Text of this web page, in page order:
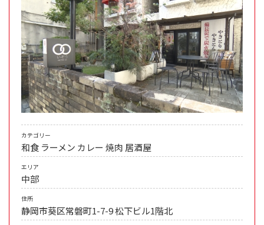
カテゴリー
和食 ラーメン カレー 焼肉 居酒屋
エリア
中部
住所
静岡市葵区常磐町1-7-9 松下ビル1階北